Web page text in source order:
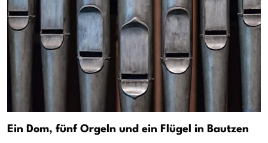
Ein Dom, fünf Orgeln und ein Flügel in Bautzen